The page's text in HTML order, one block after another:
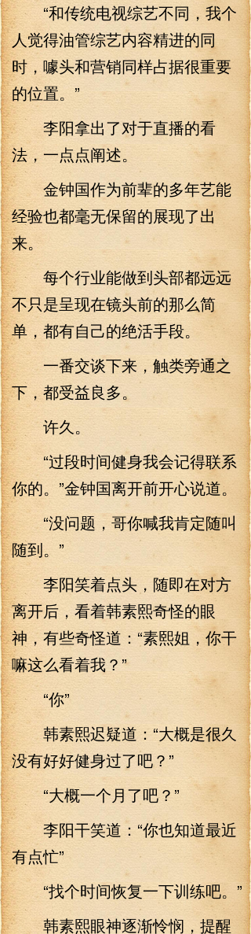
“和传统电视综艺不同，我个
人觉得油管综艺内容精进的同
时，噱头和营销同样占据很重要
的位置。”
李阳拿出了对于直播的看
法，一点点阐述。
金钟国作为前辈的多年艺能
经验也都毫无保留的展现了出
来。
每个行业能做到头部都远远
不只是呈现在镜头前的那么简
单，都有自己的绝活手段。
一番交谈下来，触类旁通之
下，都受益良多。
许久。
“过段时间健身我会记得联系
你的。”金钟国离开前开心说道。
“没问题，哥你喊我肯定随叫
随到。”
李阳笑着点头，随即在对方
离开后，看着韩素熙奇怪的眼
神，有些奇怪道：“素熙姐，你干
嘛这么看着我？”
“你”
韩素熙迟疑道：“大概是很久
没有好好健身过了吧？”
“大概一个月了吧？”
李阳干笑道：“你也知道最近
有点忙”
“找个时间恢复一下训练吧。”
韩素熙眼神逐渐怜悯，提醒